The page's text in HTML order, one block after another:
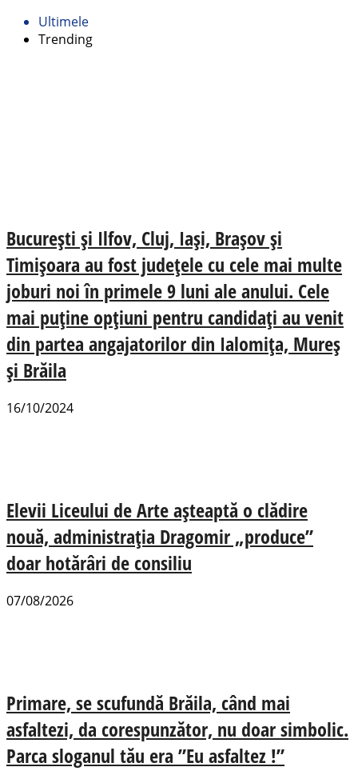
Ultimele
Trending
București și Ilfov, Cluj, Iași, Brașov și
Timișoara au fost județele cu cele mai multe
joburi noi în primele 9 luni ale anului. Cele
mai puține opțiuni pentru candidați au venit
din partea angajatorilor din Ialomița, Mureș
și Brăila
16/10/2024
Elevii Liceului de Arte așteaptă o clădire
nouă, administrația Dragomir „produce”
doar hotărâri de consiliu
07/08/2026
Primare, se scufundă Brăila, când mai
asfaltezi, da corespunzător, nu doar simbolic.
Parca sloganul tău era ”Eu asfaltez !”